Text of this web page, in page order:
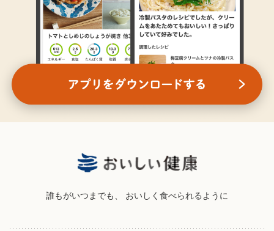
誰もがいつまでも、 おいしく食べられるように